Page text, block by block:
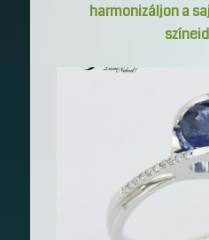
harmonizáljon a